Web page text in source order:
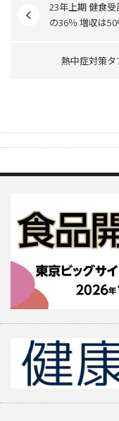
23年上期 健食
の36％ 増収は
熱中症対策タ